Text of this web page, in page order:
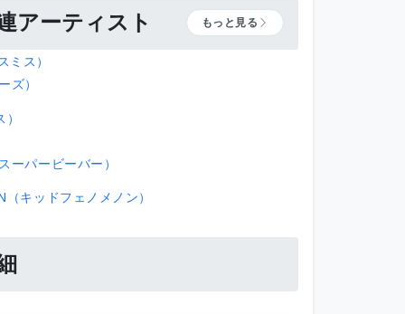
アーティスト もっと見る
ミス）
ズ）
ーパービーバー）
キッドフェノメノン）